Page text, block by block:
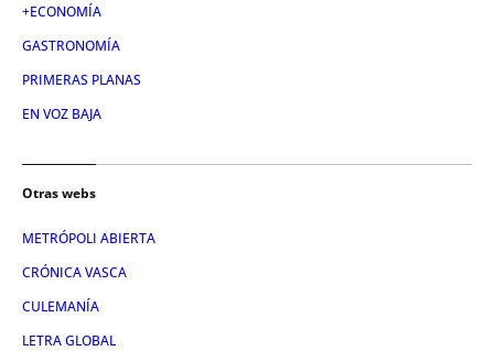
+ECONOMÍA
GASTRONOMÍA
PRIMERAS PLANAS
EN VOZ BAJA
Otras webs
METRÓPOLI ABIERTA
CRÓNICA VASCA
CULEMANÍA
LETRA GLOBAL